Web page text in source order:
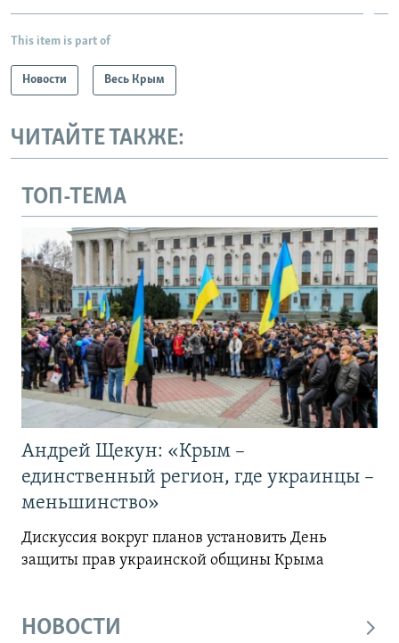
This item is part of
Новости Весь Крым
ЧИТАЙТЕ ТАКЖЕ:
ТОП-ТЕМА
Андрей Щекун: «Крым –
единственный регион, где украинцы –
меньшинство»
Дискуссия вокруг планов установить День
защиты прав украинской общины Крыма
НОВОСТИ